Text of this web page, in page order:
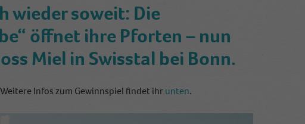
wieder soweit: Die
öffnet ihre Pforten – nun
Miel in Swisstal bei Bonn.
Infos zum Gewinnspiel findet ihr unten.